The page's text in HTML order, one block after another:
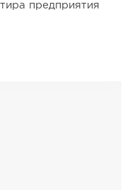
предприятия